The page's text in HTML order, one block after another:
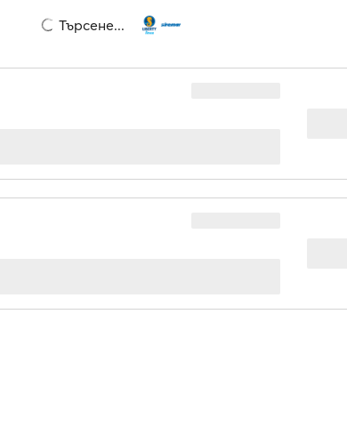
Търсене...